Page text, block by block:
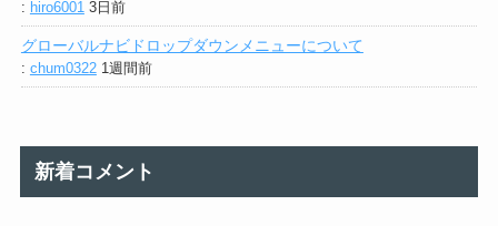
: hiro6001 3日前
グローバルナビドロップダウンメニューについて
: chum0322 1週間前
新着コメント